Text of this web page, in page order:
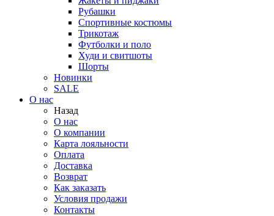
Рубашки
Спортивные костюмы
Трикотаж
Футболки и поло
Худи и свитшоты
Шорты
Новинки
SALE
О нас
Назад
О нас
О компании
Карта лояльности
Оплата
Доставка
Возврат
Как заказать
Условия продажи
Контакты